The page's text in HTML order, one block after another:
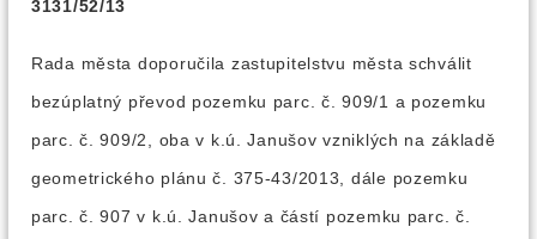
3131/52/13
Rada města doporučila zastupitelstvu města schválit
bezúplatný převod pozemku parc. č. 909/1 a pozemku
parc. č. 909/2, oba v k.ú. Janušov vzniklých na základě
geometrického plánu č. 375-43/2013, dále pozemku
parc. č. 907 v k.ú. Janušov a částí pozemku parc. č.